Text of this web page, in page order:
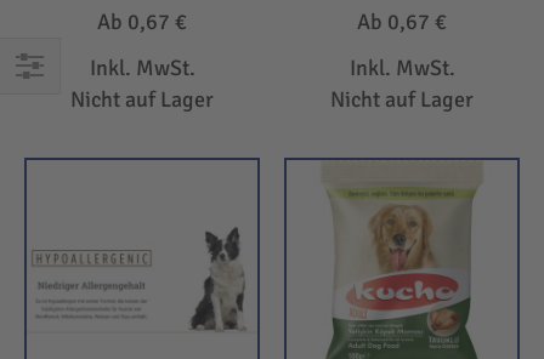
Ab 0,67 €
Inkl. MwSt.
Nicht auf Lager
Ab 0,67 €
Inkl. MwSt.
Nicht auf Lager
EINKAUFEN